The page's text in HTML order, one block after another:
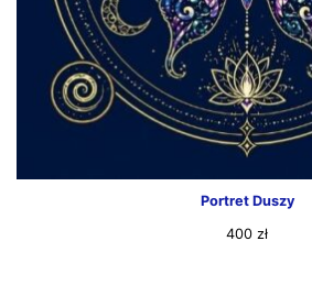
Portret Duszy
400 zł